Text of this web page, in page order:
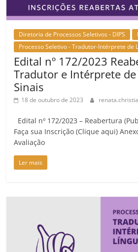
Diretoria de Processos Seletivos - DIPS
Processo Seletivo - Tradutor-Intérprete de
Edital nº 172/2023
Tradutor e Intérprete
Sinais
18 de outubro de 2023
Edital nº 172/2023 – Reabertura
Faça sua Inscrição (Clique aqui)
Avaliação
Ler mais